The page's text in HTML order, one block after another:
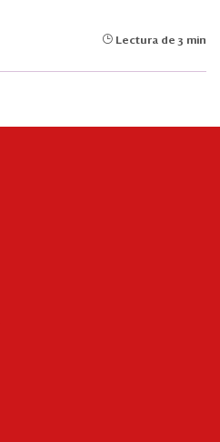
Lectura de 3 min